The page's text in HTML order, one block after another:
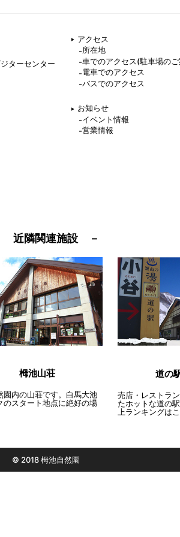
ターセンター
アクセス
所在地
車でのアクセス(駐車場の
電車でのアクセス
バスでのアクセス
お知らせ
イベント情報
営業情報
近隣関連施設 －
栂池山荘
園内の山荘です。白馬大池
のスタート地点に絶好の場
道の
売店・レストラ
たホットな道の
上ランキングは
© 2018 栂池自然園